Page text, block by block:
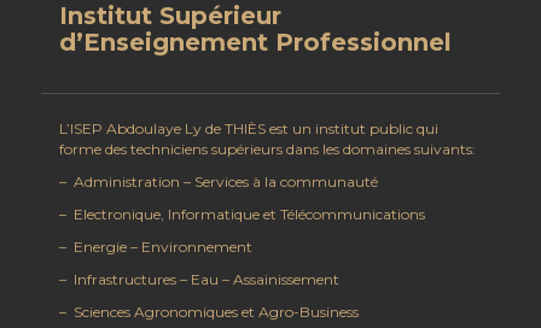
Institut Supérieur
d’Enseignement Professionnel
L’ISEP Abdoulaye Ly de THIÈS est un institut public qui
forme des techniciens supérieurs dans les domaines suivants:
– Administration – Services à la communauté
– Electronique, Informatique et Télécommunications
– Energie – Environnement
– Infrastructures – Eau – Assainissement
– Sciences Agronomiques et Agro-Business